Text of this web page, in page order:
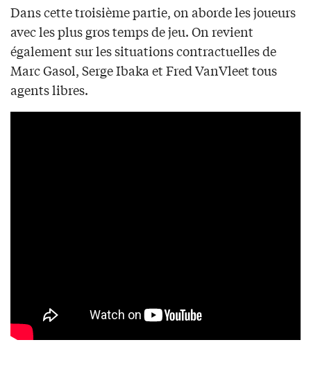
Dans cette troisième partie, on aborde les joueurs
avec les plus gros temps de jeu. On revient
également sur les situations contractuelles de
Marc Gasol, Serge Ibaka et Fred VanVleet tous
agents libres.